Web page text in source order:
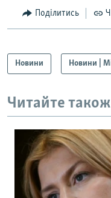
Поділитись
Новини Новини |
Читайте також